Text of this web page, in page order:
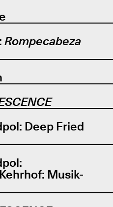
Rompecabeza
Deep Fried
Musik-